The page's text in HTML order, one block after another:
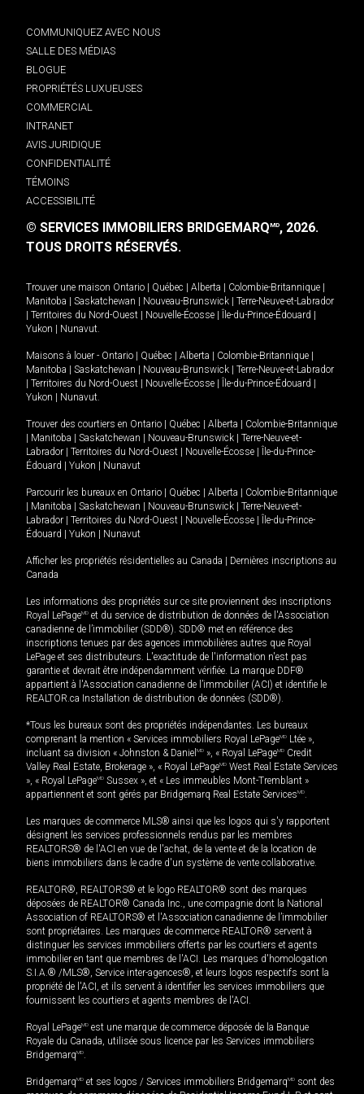
COMMUNIQUEZ AVEC NOUS
SALLE DES MÉDIAS
BLOGUE
PROPRIÉTÉS LUXUEUSES
COMMERCIAL
INTRANET
AVIS JURIDIQUE
CONFIDENTIALITÉ
TÉMOINS
ACCESSIBILITÉ
© SERVICES IMMOBILIERS BRIDGEMARQMD, 2026.
TOUS DROITS RÉSERVÉS.
Trouver une maison Ontario Québec Alberta Colombie-Britannique
Manitoba
Saskatchewan Nouveau-Brunswick
Terre-Neuve-et-Labrador
Territoires du Nord-Ouest Nouvelle-Écosse Île-du-Prince-Édouard
Yukon
Nunavut.
Maisons à louer - Ontario Québec Alberta Colombie-Britannique
Manitoba
Saskatchewan Nouveau-Brunswick
Terre-Neuve-et-Labrador
Territoires du Nord-Ouest Nouvelle-Écosse Île-du-Prince-Édouard
Yukon
Nunavut.
Trouver des courtiers en Ontario Québec Alberta
Colombie-Britannique
Manitoba Saskatchewan Nouveau-Brunswick
Terre-Neuve-et-
Labrador
Territoires du Nord-Ouest Nouvelle-Écosse
Île-du-Prince-
Édouard
Yukon Nunavut
Parcourir les bureaux en Ontario Québec Alberta
Colombie-Britannique
Manitoba Saskatchewan Nouveau-Brunswick
Terre-Neuve-et-
Labrador
Territoires du Nord-Ouest Nouvelle-Écosse
Île-du-Prince-
Édouard
Yukon Nunavut
Afficher les propriétés résidentielles au Canada
Dernières inscriptions au
Canada
Les informations des propriétés sur ce site proviennent des inscriptions
Royal LePageMD et du service de distribution de données de l'Association
canadienne de l’immobilier (SDD®). SDD® met en référence des
inscriptions tenues par des agences immobilières autres que Royal
LePage et ses distributeurs. L'exactitude de l'information n'est pas
garantie et devrait être indépendamment vérifiée. La marque DDF®
appartient à l'Association canadienne de l’immobilier (ACI) et identifie le
REALTOR.ca Installation de distribution de données (SDD®).
*Tous les bureaux sont des propriétés indépendantes. Les bureaux
comprenant la mention « Services immobiliers Royal LePageMD Ltée »,
incluant sa division « Johnston & Daniel MD », « Royal LePageMD Credit
Valley Real Estate, Brokerage », « Royal LePageMD West Real Estate Services
», « Royal LePageMD Sussex », et « Les immeubles Mont-Tremblant »
appartiennent et sont gérés par Bridgemarq Real Estate ServicesMD.
Les marques de commerce MLS® ainsi que les logos qui s'y rapportent
désignent les services professionnels rendus par les membres
REALTORS® de l'ACI en vue de l'achat, de la vente et de la location de
biens immobiliers dans le cadre d'un système de vente collaborative.
REALTOR®, REALTORS® et le logo REALTOR® sont des marques
déposées de REALTOR® Canada Inc., une compagnie dont la National
Association of REALTORS® et l'Association canadienne de l’immobilier
sont propriétaires. Les marques de commerce REALTOR® servent à
distinguer les services immobiliers offerts par les courtiers et agents
immobilier en tant que membres de l'ACI. Les marques d'homologation
S.I.A.® /MLS®, Service inter-agences®, et leurs logos respectifs sont la
propriété de l'ACI, et ils servent à identifier les services immobiliers que
fournissent les courtiers et agents membres de l'ACI.
Royal LePageMD est une marque de commerce déposée de la Banque
Royale du Canada, utilisée sous licence par les Services immobiliers
BridgemarqMD.
BridgemarqMD et ses logos / Services immobiliers BridgemarqMD sont des